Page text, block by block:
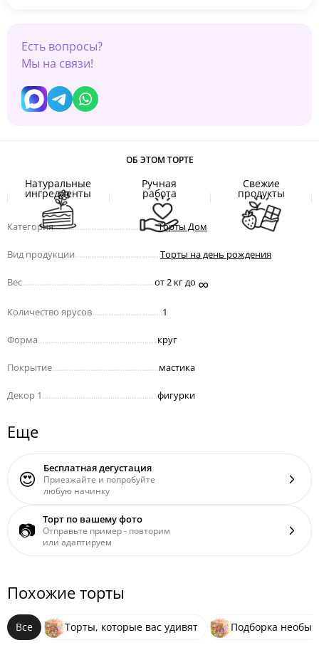
Есть вопросы?
Мы на связи!
ОБ ЭТОМ ТОРТЕ
Натуральные
ингредиенты
Ручная
работа
Свежие
продукты
Категория.................................................Торты Дом
Вид продукции Торты на день рождения
Вес от 2 кг до ∞
Количество ярусов 1
Форма круг
Покрытие мастика
Декор 1 фигурки
Еще
😍 Бесплатная дегустация
Приезжайте и попробуйте
любую начинку
📷 Торт по вашему фото
Отправьте пример - повторим
или адаптируем
Похожие торты
Все Торты, которые вас удивят Подборка